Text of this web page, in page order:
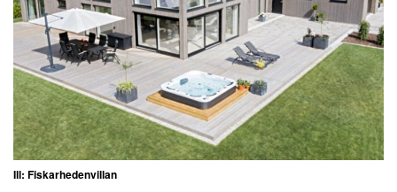
Ill: Fiskarhedenvillan